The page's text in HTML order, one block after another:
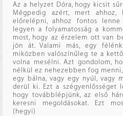
Az a helyzet Dóra, hogy kicsit
Mégpedig azért, mert ahhoz,
előrelépni, ahhoz fontos
legyen a folyamatosság a
most, hogy az érzelem ott van
jön át. Valami más, egy
miközben valószínűleg te a
volna mesélni. Azt gondolom,
nélkül ez nehezebben fog
egy bálna, vagy egy nyúl, vagy
derül ki. Ezt a szégyenlősséget
hogy továbblépjünk, az első
keresni megoldásokat. Ezt
(hegyi)